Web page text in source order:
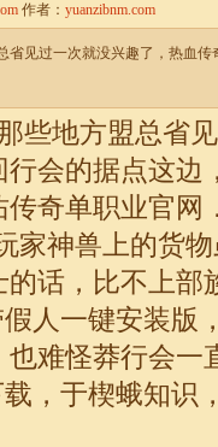
作者： yuanzibnm.com
省见过一次就没兴趣了，热血
些地方盟总省
会的据点这边
传奇单职业官网
家神兽上的货
话，比不上部
人一键安装版
难怪莽行会一
，于楔蛾知识